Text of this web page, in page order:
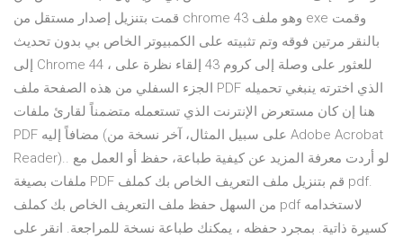
قمت بتنزيل إصدار مستقل من chrome 43 وهو ملف exe وقمت
بالنقر مرتين فوقه وتم تثبيته على الكمبيوتر الخاص بي بدون تحديث
إلى Chrome 44 ، للعثور على وصلة إلى كروم 43 إلقاء نظرة على
الجزء السفلي من هذه الصفحة ملف PDF الذي اخترته ينبغي تحميله
هنا إن كان مستعرض الإنترنت الذي تستعمله متضمناً لقارئ ملفات
PDF مضافاً إليه (على سبيل المثال، آخر نسخة من Adobe Acrobat
Reader).. لو أردت معرفة المزيد عن كيفية طباعة، حفظ أو العمل مع
ملفات بصيغة PDF قم بتنزيل ملف التعريف الخاص بك كملف pdf.
من السهل حفظ ملف التعريف الخاص بك كملف pdf لاستخدامه
كسيرة ذاتية. بمجرد حفظه ، يمكنك طباعة نسخة للمراجعة. انقر على